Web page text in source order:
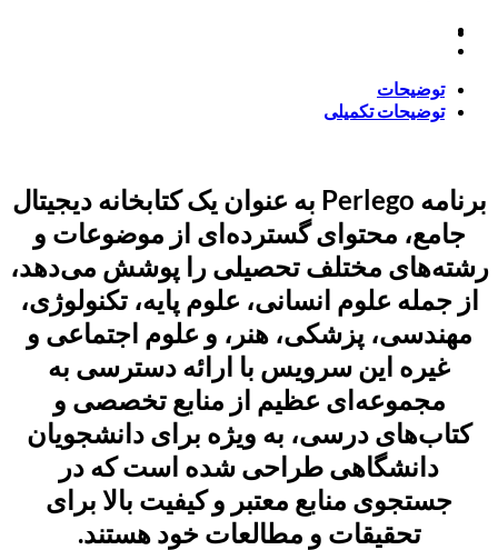
توضیحات
توضیحات تکمیلی
برنامه Perlego به عنوان یک کتابخانه دیجیتال
جامع، محتوای گسترده‌ای از موضوعات و
رشته‌های مختلف تحصیلی را پوشش می‌دهد،
از جمله علوم انسانی، علوم پایه، تکنولوژی،
مهندسی، پزشکی، هنر، و علوم اجتماعی و
غیره این سرویس با ارائه دسترسی به
مجموعه‌ای عظیم از منابع تخصصی و
کتاب‌های درسی، به ویژه برای دانشجویان
دانشگاهی طراحی شده است که در
جستجوی منابع معتبر و کیفیت بالا برای
تحقیقات و مطالعات خود هستند.